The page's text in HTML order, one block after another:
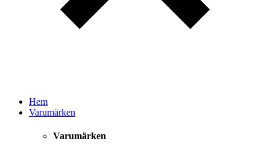
Hem
Varumärken
Varumärken